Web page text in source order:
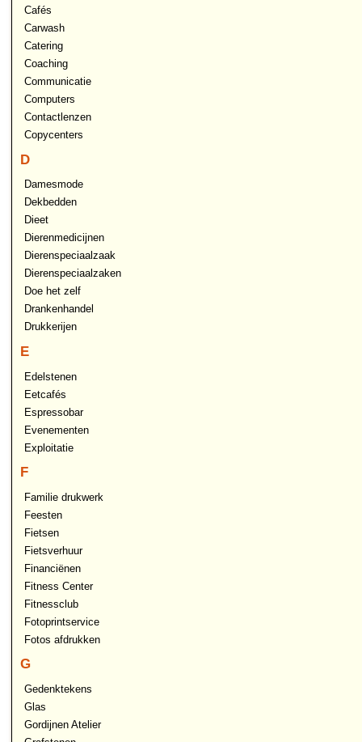
Cafés
Carwash
Catering
Coaching
Communicatie
Computers
Contactlenzen
Copycenters
D
Damesmode
Dekbedden
Dieet
Dierenmedicijnen
Dierenspeciaalzaak
Dierenspeciaalzaken
Doe het zelf
Drankenhandel
Drukkerijen
E
Edelstenen
Eetcafés
Espressobar
Evenementen
Exploitatie
F
Familie drukwerk
Feesten
Fietsen
Fietsverhuur
Financiënen
Fitness Center
Fitnessclub
Fotoprintservice
Fotos afdrukken
G
Gedenktekens
Glas
Gordijnen Atelier